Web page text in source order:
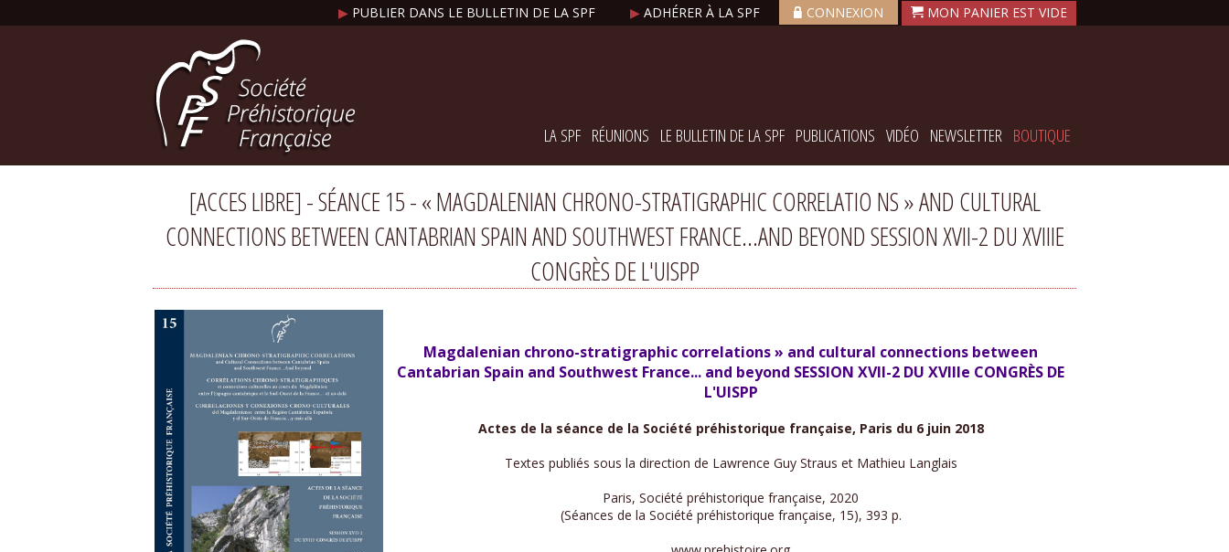
▶ PUBLIER DANS LE BULLETIN DE LA SPF ▶ ADHÉRER À LA SPF CONNEXION
LA SPF RÉUNIONS LE BULLETIN DE LA SPF PUBLICATIONS VIDÉO NEWSLETTER BOUTIQUE
[ACCES LIBRE] - SÉANCE 15 - « MAGDALENIAN CHRONO-STRATIGRAPHIC CORRELATIO NS » AND CULTURAL
CONNECTIONS BETWEEN CANTABRIAN SPAIN AND SOUTHWEST FRANCE...AND BEYOND SESSION XVII-2 DU XVIIIE
CONGRÈS DE L'UISPP
Magdalenian chrono-stratigraphic correlations » and cultural connections between
Cantabrian Spain and Southwest France... and beyond SESSION XVII-2 DU XVIIIe CONGRÈS DE
L'UISPP
Actes de la séance de la Société préhistorique française, Paris du 6 juin 2018
Textes publiés sous la direction de Lawrence Guy Straus et Mathieu Langlais
Paris, Société préhistorique française, 2020
(Séances de la Société préhistorique française, 15), 393 p.